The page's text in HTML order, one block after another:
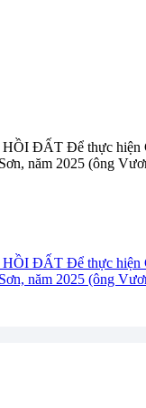
ĐẤT Để thực hiện
năm 2025 (ông
ĐẤT Để thực hiện
năm 2025 (ông